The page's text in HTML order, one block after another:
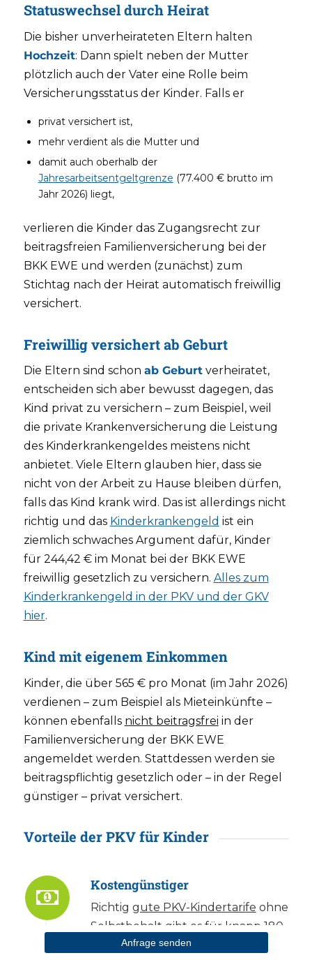
Statuswechsel durch Heirat
Die bisher unverheirateten Eltern halten
Hochzeit: Dann spielt neben der Mutter
plötzlich auch der Vater eine Rolle beim
Versicherungsstatus der Kinder. Falls er
privat versichert ist,
mehr verdient als die Mutter und
damit auch oberhalb der
Jahresarbeitsentgeltgrenze (77.400 € brutto im
Jahr 2026) liegt,
verlieren die Kinder das Zugangsrecht zur
beitragsfreien Familienversicherung bei der
BKK EWE und werden (zunächst) zum
Stichtag nach der Heirat automatisch freiwillig
versichert.
Freiwillig versichert ab Geburt
Die Eltern sind schon ab Geburtverheiratet,
entscheiden sich aber bewusst dagegen, das
Kind privat zu versichern – zum Beispiel, weil
die private Krankenversicherung die Leistung
des Kinderkrankengeldes meistens nicht
anbietet. Viele Eltern glauben hier, dass sie
nicht von der Arbeit zu Hause bleiben dürfen,
falls das Kind krank wird. Das ist allerdings nicht
richtig und das Kinderkrankengeld ist ein
ziemlich schwaches Argument dafür, Kinder
für 244,42 € im Monat bei der BKK EWE
freiwillig gesetzlich zu versichern. Alles zum
Kinderkrankengeld in der PKV und der GKV
hier.
Kind mit eigenem Einkommen
Kinder, die über 565 € pro Monat (im Jahr 2026)
verdienen – zum Beispiel als Mieteinkünfte –
können ebenfalls nicht beitragsfrei in der
Familienversicherung der BKK EWE
angemeldet werden. Stattdessen werden sie
beitragspflichtig gesetzlich oder – in der Regel
günstiger – privat versichert.
Vorteile der PKV für Kinder
Kostengünstiger
Richtig gute PKV-Kindertarife ohne
Selbstbehalt gibt es für knapp 180
€ im Monat. Günstige PKV-
Anfrage senden